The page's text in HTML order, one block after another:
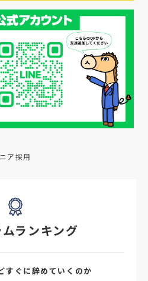
ア採用
数の増やし方 #26卒
#高校生採用
ック #不法就労
メリット #ベネフィット
#業界動向 #採用力
#求人広告
職イベント #転職フェア
#人事数珠繋ぎ
ランキング
すぐに辞めていくのか